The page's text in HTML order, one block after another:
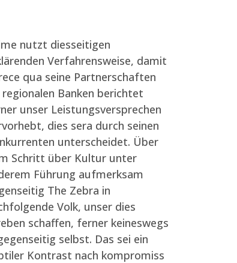
nutzt diesseitigen
Verfahrensweise, damit
qua seine Partnerschaften
regionalen Banken berichtet
unser Leistungsversprechen
dies sera durch seinen
unterscheidet. Über
Schritt über Kultur unter
Führung aufmerksam
The Zebra in
Volk, unser dies
schaffen, ferner keineswegs
selbst. Das sei ein
Kontrast nach kompromiss